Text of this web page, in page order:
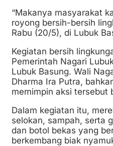
“Makanya masyarakat
royong bersih-bersih
Rabu (20/5), di Lubuk
Kegiatan bersih
Pemerintah Nagari
Lubuk Basung. Wali
Dharma Ira Putra,
memimpin aksi tersebut
Dalam kegiatan itu,
selokan, sampah, serta
dan botol bekas yang
berkembang biak